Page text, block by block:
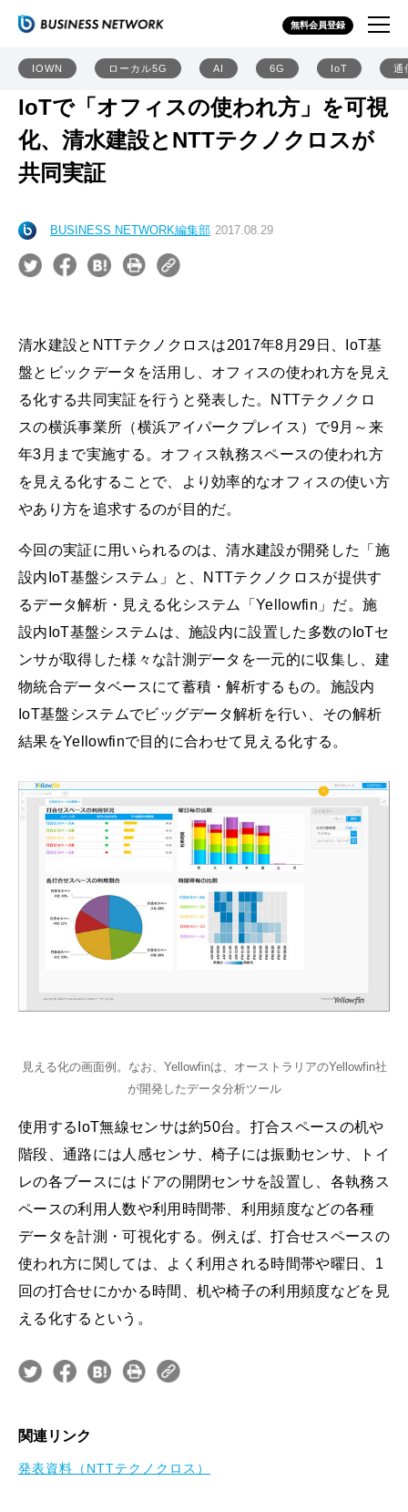
無料会員登録
IOWN ローカル5G AI 6G IoT 通
IoTで「オフィスの使われ方」を可視
化、清水建設とNTTテクノクロスが
共同実証
BUSINESS NETWORK編集部 2017.08.29
清水建設とNTTテクノクロスは2017年8月29日、IoT基
盤とビックデータを活用し、オフィスの使われ方を見え
る化する共同実証を行うと発表した。NTTテクノクロ
スの横浜事業所（横浜アイパークプレイス）で9月～来
年3月まで実施する。オフィス執務スペースの使われ方
を見える化することで、より効率的なオフィスの使い方
やあり方を追求するのが目的だ。
今回の実証に用いられるのは、清水建設が開発した「施
設内IoT基盤システム」と、NTTテクノクロスが提供す
るデータ解析・見える化システム「Yellowfin」だ。施
設内IoT基盤システムは、施設内に設置した多数のIoTセ
ンサが取得した様々な計測データを一元的に収集し、建
物統合データベースにて蓄積・解析するもの。施設内
IoT基盤システムでビッグデータ解析を行い、その解析
結果をYellowfinで目的に合わせて見える化する。
見える化の画面例。なお、Yellowfinは、オーストラリアのYellowfin社
が開発したデータ分析ツール
使用するIoT無線センサは約50台。打合スペースの机や
階段、通路には人感センサ、椅子には振動センサ、トイ
レの各ブースにはドアの開閉センサを設置し、各執務ス
ペースの利用人数や利用時間帯、利用頻度などの各種
データを計測・可視化する。例えば、打合せスペースの
使われ方に関しては、よく利用される時間帯や曜日、1
回の打合せにかかる時間、机や椅子の利用頻度などを見
える化するという。
関連リンク
発表資料（NTTテクノクロス）